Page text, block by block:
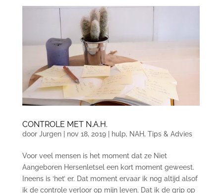
CONTROLE MET N.A.H.
door Jurgen| nov 18, 2019| hulp, NAH, Tips & Advies
Voor veel mensen is het moment dat ze Niet
Aangeboren Hersenletsel een kort moment geweest.
Ineens is ‘het’ er. Dat moment ervaar ik nog altijd alsof
ik de controle verloor op mijn leven. Dat ik de grip op